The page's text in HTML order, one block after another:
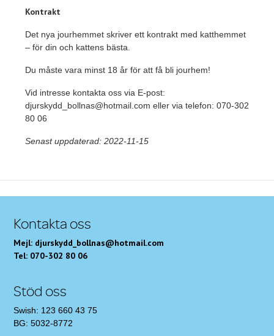
Kontrakt
Det nya jourhemmet skriver ett kontrakt med katthemmet
– för din och kattens bästa.
Du måste vara minst 18 år för att få bli jourhem!
Vid intresse kontakta oss via E-post:
djurskydd_bollnas@hotmail.com eller via telefon: 070-302
80 06
Senast uppdaterad: 2022-11-15
Kontakta oss
Mejl: djurskydd_bollnas@hotmail.com
Tel: 070-302 80 06
Stöd oss
Swish: 123 660 43 75
BG: 5032-8772